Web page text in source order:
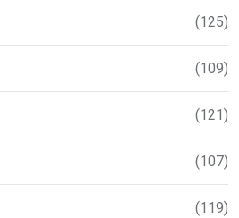
(125)
(109)
(121)
(107)
(119)